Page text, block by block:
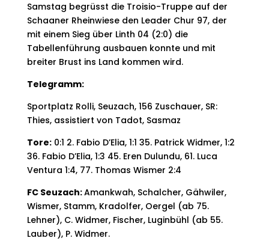
Samstag begrüsst die Troisio-Truppe auf der
Schaaner Rheinwiese den Leader Chur 97, der
mit einem Sieg über Linth 04 (2:0) die
Tabellenführung ausbauen konnte und mit
breiter Brust ins Land kommen wird.
Telegramm:
Sportplatz Rolli, Seuzach, 156 Zuschauer, SR:
Thies, assistiert von Tadot, Sasmaz
Tore:0:1 2. Fabio D’Elia, 1:1 35. Patrick Widmer, 1:2
36. Fabio D’Elia, 1:3 45. Eren Dulundu, 61. Luca
Ventura 1:4, 77. Thomas Wismer 2:4
FC Seuzach:Amankwah, Schalcher, Gähwiler,
Wismer, Stamm, Kradolfer, Oergel (ab 75.
Lehner), C. Widmer, Fischer, Luginbühl (ab 55.
Lauber), P. Widmer.